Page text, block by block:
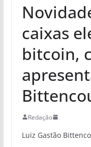
caixas
bitcoin,
Redação
Luiz Gastão